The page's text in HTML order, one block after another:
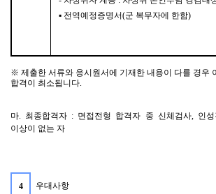
▪ 전역예정증명서(군 복무자에 한함)
※ 제출한 서류와 응시원서에 기재한 내용이 다를 경우
합격이 최소됩니다.
마. 최종합격자 : 면접전형 합격자 중 신체검사, 인
이상이 없는 자
4 우대사항